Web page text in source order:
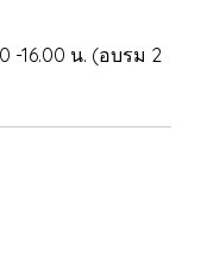
-16.00 น. (อบรม 2